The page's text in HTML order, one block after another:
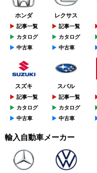
ホンダ
記事一覧
カタログ
中古車
レクサス
記事一覧
カタログ
中古車
スズキ
記事一覧
カタログ
中古車
スバル
記事一覧
カタログ
中古車
輸入自動車メーカー